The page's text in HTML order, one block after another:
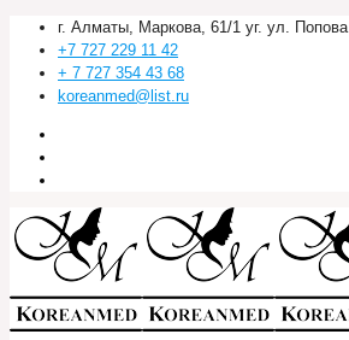
г. Алматы, Маркова, 61/1 уг. ул. Попова
+7 727 229 11 42
+ 7 727 354 43 68
koreanmed@list.ru